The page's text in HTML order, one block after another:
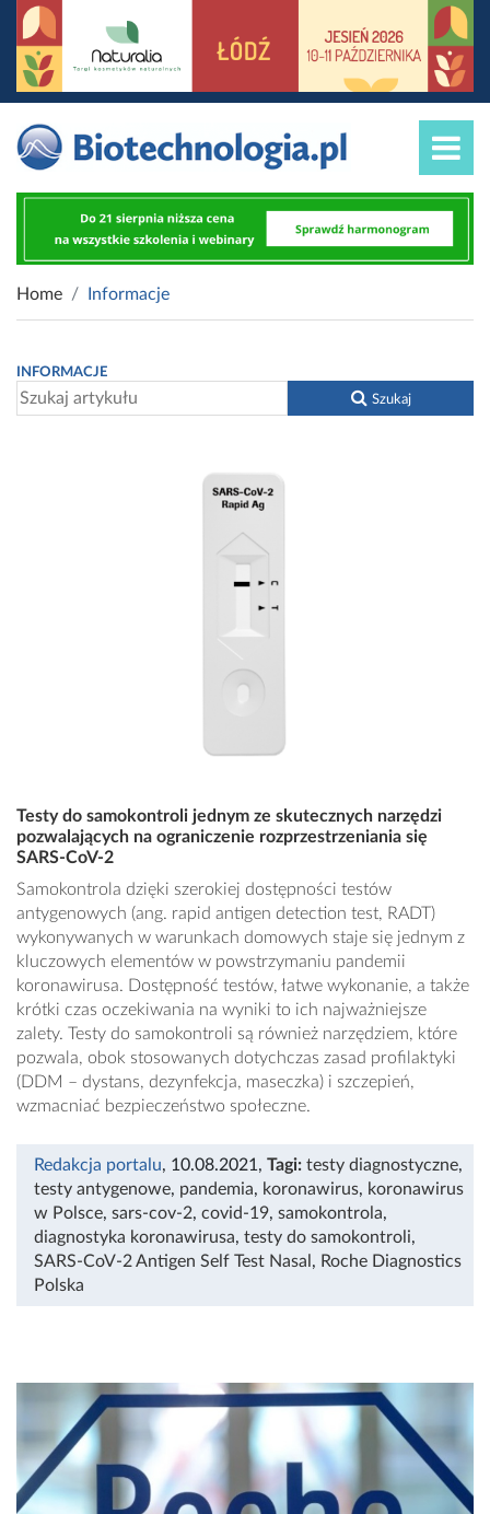
Home Informacje
INFORMACJE
Szukaj
Testy do samokontroli jednym ze skutecznych narzędzi
pozwalających na ograniczenie rozprzestrzeniania się
SARS-CoV-2
Samokontrola dzięki szerokiej dostępności testów
antygenowych (ang. rapid antigen detection test, RADT)
wykonywanych w warunkach domowych staje się jednym z
kluczowych elementów w powstrzymaniu pandemii
koronawirusa. Dostępność testów, łatwe wykonanie, a także
krótki czas oczekiwania na wyniki to ich najważniejsze
zalety. Testy do samokontroli są również narzędziem, które
pozwala, obok stosowanych dotychczas zasad profilaktyki
(DDM – dystans, dezynfekcja, maseczka) i szczepień,
wzmacniać bezpieczeństwo społeczne.
Redakcja portalu, 10.08.2021 , Tagi: testy diagnostyczne,
testy antygenowe, pandemia, koronawirus, koronawirus
w Polsce, sars-cov-2, covid-19, samokontrola,
diagnostyka koronawirusa, testy do samokontroli,
SARS-CoV-2 Antigen Self Test Nasal , Roche Diagnostics
Polska